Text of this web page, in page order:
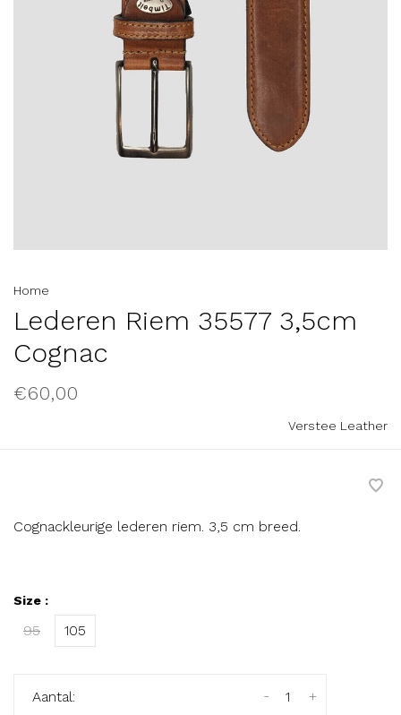
Home
Lederen Riem 35577 3,5cm
Cognac
€60,00
Verstee Leather
Cognackleurige lederen riem. 3,5 cm breed.
Size :
95 105
Aantal: +
-